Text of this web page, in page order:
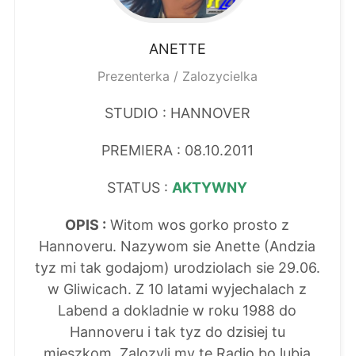
ANETTE
Prezenterka / Zalozycielka
STUDIO : HANNOVER
PREMIERA : 08.10.2011
STATUS : AKTYWNY
OPIS : Witom wos gorko prosto z
Hannoveru. Nazywom sie Anette (Andzia
tyz mi tak godajom) urodziolach sie 29.06.
w Gliwicach. Z 10 latami wyjechalach z
Labend a dokladnie w roku 1988 do
Hannoveru i tak tyz do dzisiej tu